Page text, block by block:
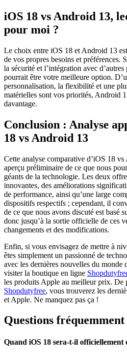
iOS 18 vs Android 13,
pour moi ?
Le choix entre iOS 18 et Android 13
de vos propres besoins et préférences.
la sécurité et l’intégration avec
pourrait être votre meilleure option.
personnalisation, la flexibilité et une
matérielles sont vos priorités, Android
davantage.
Conclusion : Analyse
18 vs Android 13
Cette analyse comparative d’iOS 18
aperçu préliminaire de ce que nous
géants de la technologie. Les deux
innovantes, des améliorations
de performance, ainsi qu’une large
dispositifs respectifs ; cependant, il
de ce que nous avons discuté est basé
donc jusqu’à la sortie officielle de ces
changements et des modifications.
Enfin, si vous envisagez de mettre à
êtes simplement un passionné de
avec les dernières nouvelles du monde
visiter la boutique en ligne
les produits Apple au meilleur prix. De
Shopdutyfree, vous trouverez les
et Apple. Ne manquez pas ça !
Questions fréquemment
Quand iOS 18 sera-t-il officiellement